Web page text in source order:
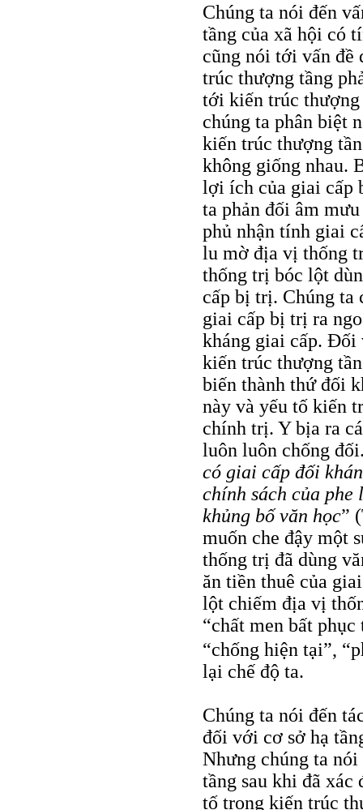
Chúng ta nói đến
tầng của xã hội có
cũng nói tới vấn đề
trúc thượng tầng
tới kiến trúc
chúng ta phân biệt
kiến trúc thượng
không giống nhau.
lợi ích của giai cấp
ta phản đối âm
phủ nhận tính giai
lu mờ địa vị thống
thống trị bóc lột
cấp bị trị. Chúng ta
giai cấp bị trị ra
kháng giai cấp. Đối
kiến trúc thượng
biến thành thứ đối
này và yếu tố kiến
chính trị. Y bịa ra
luôn luôn chống
có giai cấp đối
chính sách của phe
khủng bố văn học”
muốn che đậy một
thống trị đã dùng
ăn tiền thuê của
lột chiếm địa vị
“chất men bất
“chống hiện tại”,
lại chế độ ta.
Chúng ta nói đến
đối với cơ sở hạ
Nhưng chúng ta
tầng sau khi đã xác
tố trong kiến trúc